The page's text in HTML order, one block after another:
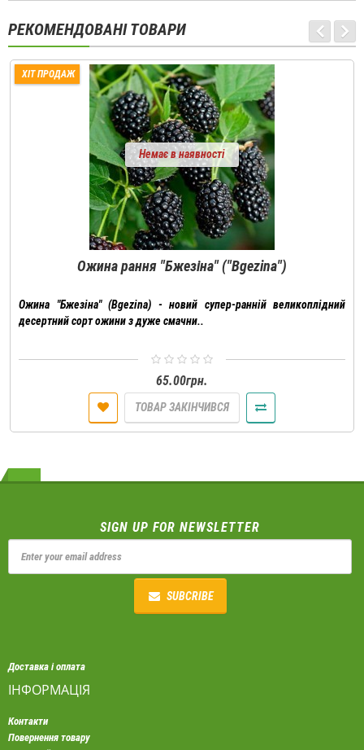
РЕКОМЕНДОВАНІ ТОВАРИ
ХІТ ПРОДАЖ
Немає в наявності
Ожина рання "Бжезіна" ("Bgezina")
Ожина "Бжезіна" (Bgezina) - новий супер-ранній великоплідний
десертний сорт ожини з дуже смачни..
65.00грн.
ТОВАР ЗАКІНЧИВСЯ
SIGN UP FOR NEWSLETTER
SUBCRIBE
Доставка і оплата
ІНФОРМАЦІЯ
Контакти
Повернення товару